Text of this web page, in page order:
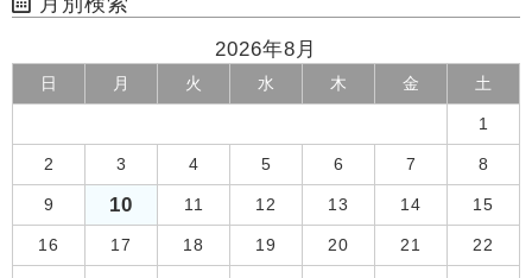
2026年8月
日 月 火 水 木 金 土
1
2 3 4 5 6 7 8
9 10 11 12 13 14 15
16 17 18 19 20 21 22